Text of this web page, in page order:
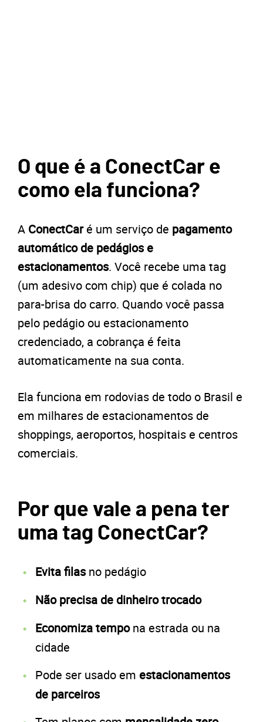
O que é a ConectCar e
como ela funciona?
A ConectCaré um serviço de pagamento
automático de pedágios e
estacionamentos. Você recebe uma tag
(um adesivo com chip) que é colada no
para-brisa do carro. Quando você passa
pelo pedágio ou estacionamento
credenciado, a cobrança é feita
automaticamente na sua conta.
Ela funciona em rodovias de todo o Brasil e
em milhares de estacionamentos de
shoppings, aeroportos, hospitais e centros
comerciais.
Por que vale a pena ter
uma tag ConectCar?
Evita filasno pedágio
Não precisa de dinheiro trocado
Economiza tempona estrada ou na
cidade
Pode ser usado em estacionamentos
de parceiros